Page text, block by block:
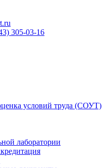
305-03-16
условий труда (СОУТ)
лаборатории